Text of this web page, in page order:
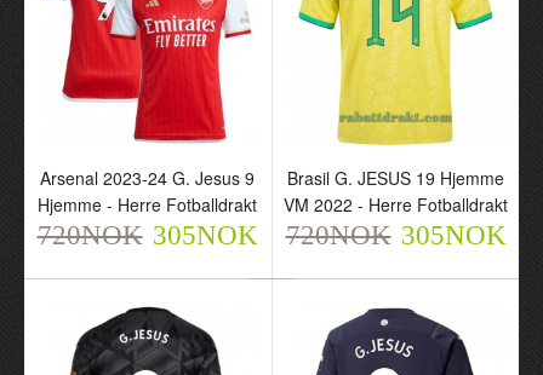
Arsenal 2023-24 G.
Jesus 9 Hjemme - Barn
Draktsett
Arsenal 2023-24 G.
Jesus 9 Hjemme - Dame
Fotballdrakt
Arsenal 2023-24 G. Jesus 9
Hjemme - Herre Fotballdrakt
720NOK 305NOK
Brasil G. JESUS 19 Hjemme
VM 2022 - Herre Fotballdrakt
720NOK 305NOK